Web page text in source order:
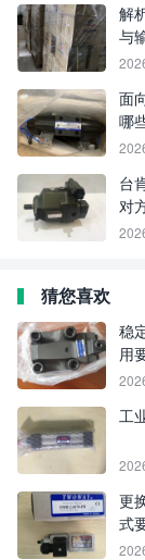
解
与
面
哪
台
对
猜您喜欢
稳
用
工
更
式